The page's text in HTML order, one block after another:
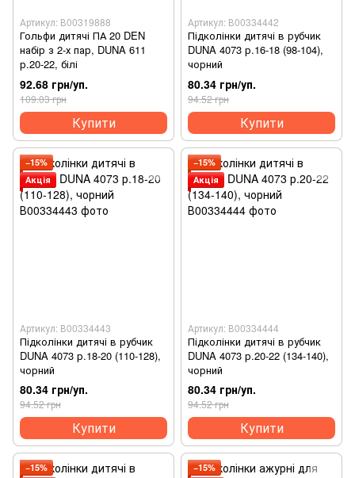
Артикул: В00319888
Гольфи дитячі ПА 20 DEN
набір з 2-х пар, DUNA 611
р.20-22, білі
92.68 грн/уп.
109.03 грн
Купити
Артикул: В00334442
Підколінки дитячі в рубчик
DUNA 4073 р.16-18 (98-104),
чорний
80.34 грн/уп.
94.52 грн
Купити
−15%
Акція
Артикул: В00334443
Підколінки дитячі в рубчик
DUNA 4073 р.18-20 (110-128),
чорний
80.34 грн/уп.
94.52 грн
Купити
−15%
Акція
Артикул: В00334444
Підколінки дитячі в рубчик
DUNA 4073 р.20-22 (134-140),
чорний
80.34 грн/уп.
94.52 грн
Купити
−15%
−15%